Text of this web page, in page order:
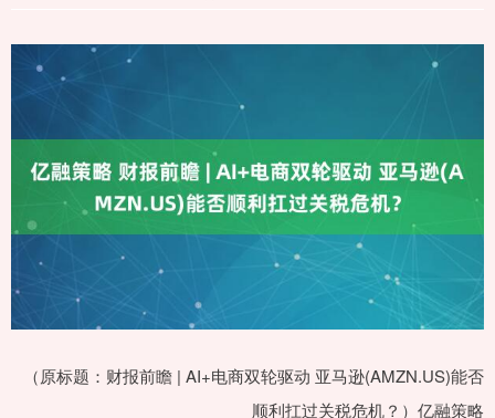
（原标题：财报前瞻 | AI+电商双轮驱动 亚马逊(AMZN.US)能否
顺利扛过关税危机？）亿融策略